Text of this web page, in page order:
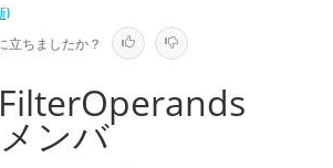
)
立ちましたか？
ンバ